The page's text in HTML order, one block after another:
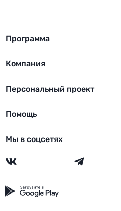
Программа
Компания
Персональный проект
Помощь
Мы в соцсетях